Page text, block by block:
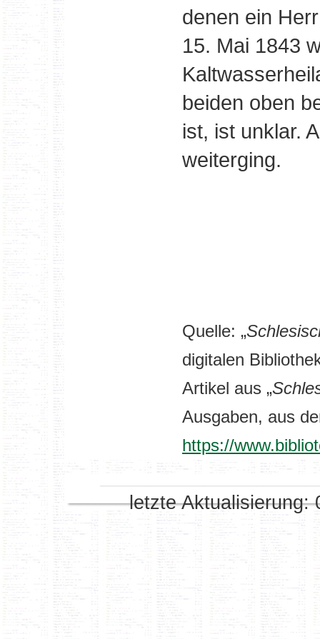
denen ein
15. Mai 1843
beiden oben
ist, ist unklar.
weiterging.
Quelle: „
digitalen
Artikel aus „
Ausgaben, aus
https://
letzte Aktualisierung: